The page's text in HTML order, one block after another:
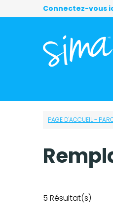
Connectez-vous
PAGE D'ACCUEIL -
5 Résultat(s)